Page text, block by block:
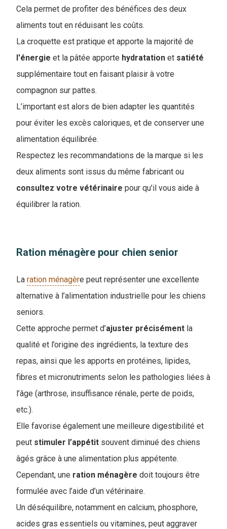
Cela permet de profiter des bénéfices des deux
aliments tout en réduisant les coûts.
La croquette est pratique et apporte la majorité de
l'énergie et la pâtée apporte hydratation et satiété
supplémentaire tout en faisant plaisir à votre
compagnon sur pattes.
L’important est alors de bien adapter les quantités
pour éviter les excès caloriques, et de conserver une
alimentation équilibrée.
Respectez les recommandations de la marque si les
deux aliments sont issus du même fabricant ou
consultez votre vétérinaire pour qu'il vous aide à
équilibrer la ration.
Ration ménagère pour chien senior
La ration ménagère peut représenter une excellente
alternative à l’alimentation industrielle pour les chiens
seniors.
Cette approche permet d’ajuster précisément la
qualité et l’origine des ingrédients, la texture des
repas, ainsi que les apports en protéines, lipides,
fibres et micronutriments selon les pathologies liées à
l’âge (arthrose, insuffisance rénale, perte de poids,
etc.).
Elle favorise également une meilleure digestibilité et
peut stimuler l’appétit souvent diminué des chiens
âgés grâce à une alimentation plus appétente.
Cependant, une ration ménagère doit toujours être
formulée avec l’aide d’un vétérinaire.
Un déséquilibre, notamment en calcium, phosphore,
acides gras essentiels ou vitamines, peut aggraver